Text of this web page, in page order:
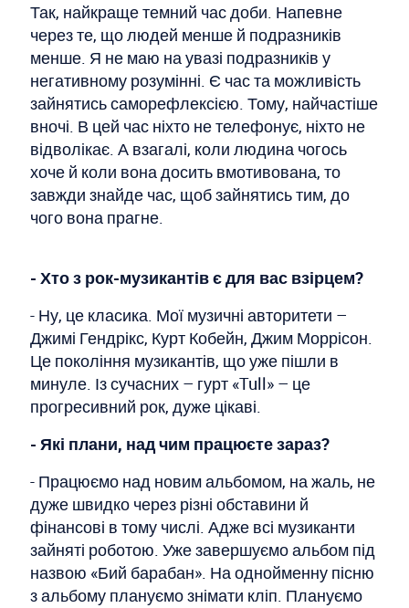
Так, найкраще темний час доби. Напевне
через те, що людей менше й подразників
менше. Я не маю на увазі подразників у
негативному розумінні. Є час та можливість
зайнятись саморефлексією. Тому, найчастіше
вночі. В цей час ніхто не телефонує, ніхто не
відволікає. А взагалі, коли людина чогось
хоче й коли вона досить вмотивована, то
завжди знайде час, щоб зайнятись тим, до
чого вона прагне.
- Хто з рок-музикантів є для вас взірцем?
- Ну, це класика. Мої музичні авторитети –
Джимі Гендрікс, Курт Кобейн, Джим Моррісон.
Це покоління музикантів, що уже пішли в
минуле. Із сучасних – гурт «Tull» – це
прогресивний рок, дуже цікаві.
- Які плани, над чим працюєте зараз?
- Працюємо над новим альбомом, на жаль, не
дуже швидко через різні обставини й
фінансові в тому числі. Адже всі музиканти
зайняті роботою. Уже завершуємо альбом під
назвою «Бий барабан». На однойменну пісню
з альбому плануємо знімати кліп. Плануємо